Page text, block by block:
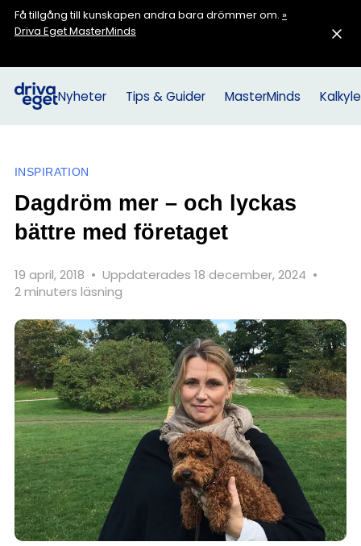
Få tillgång till kunskapen andra bara drömmer om. »
Driva Eget MasterMinds
Nyheter Tips & Guider MasterMinds
INSPIRATION
Dagdröm mer – och lyckas
bättre med företaget
19 april, 2018 • Uppdaterades 18 december, 2024 •
2 minuters läsning